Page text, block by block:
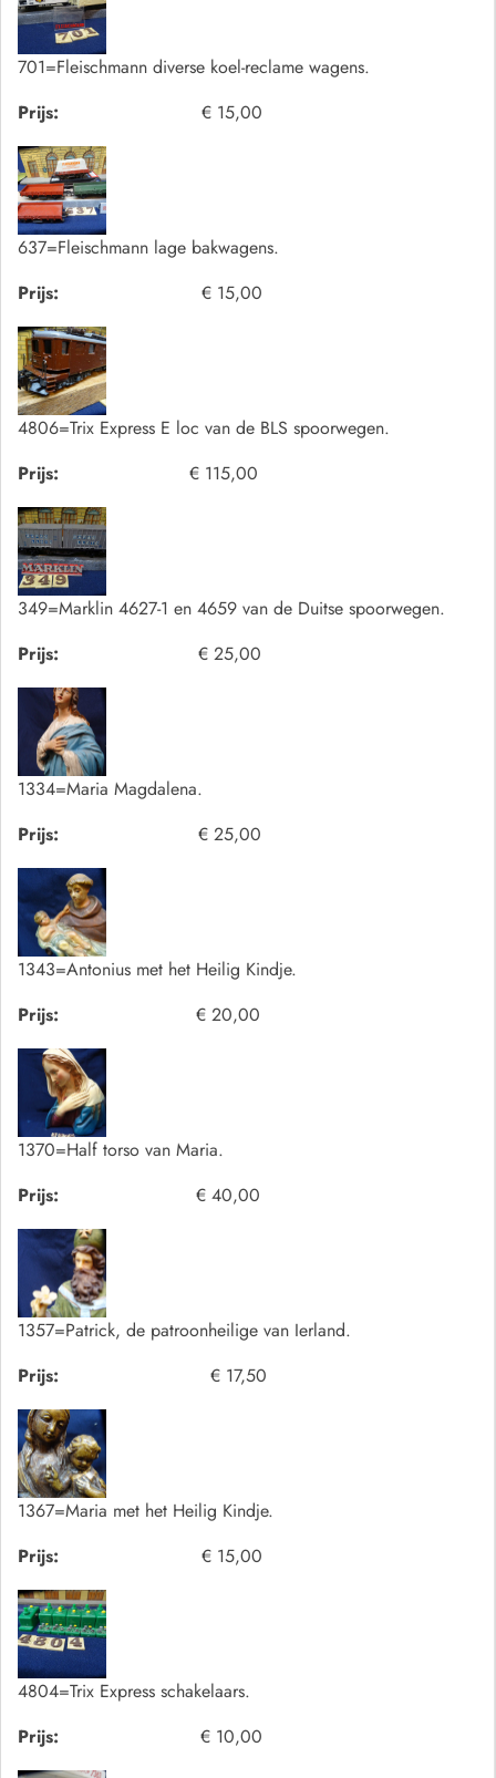
701=Fleischmann diverse koel-reclame wagens.
Prijs:
€ 15,00
637=Fleischmann lage bakwagens.
Prijs:
€ 15,00
4806=Trix Express E loc van de BLS spoorwegen.
Prijs:
€ 115,00
349=Marklin 4627-1 en 4659 van de Duitse spoorwegen.
Prijs:
€ 25,00
1334=Maria Magdalena.
Prijs:
€ 25,00
1343=Antonius met het Heilig Kindje.
Prijs:
€ 20,00
1370=Half torso van Maria.
Prijs:
€ 40,00
1357=Patrick, de patroonheilige van Ierland.
Prijs:
€ 17,50
1367=Maria met het Heilig Kindje.
Prijs:
€ 15,00
4804=Trix Express schakelaars.
Prijs:
€ 10,00